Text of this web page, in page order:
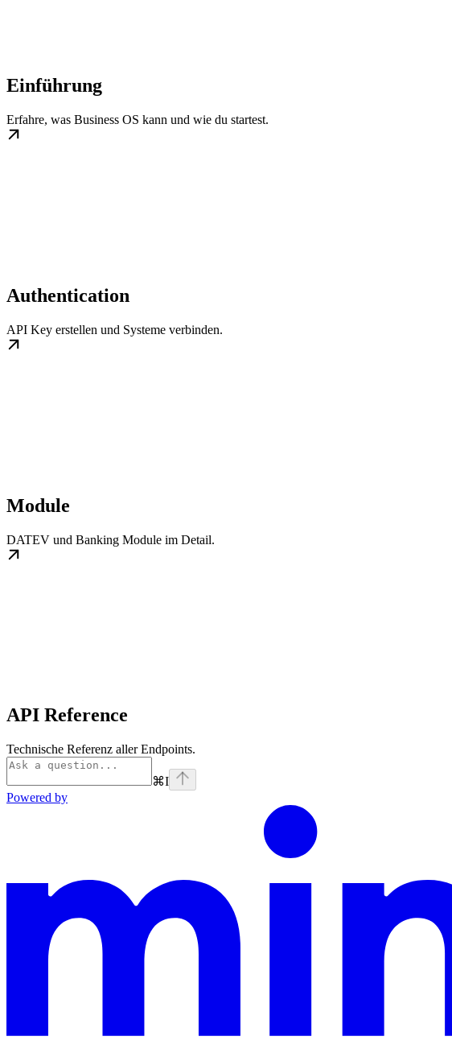
Einführung
Erfahre, was Business OS kann und wie du startest.
Authentication
API Key erstellen und Systeme verbinden.
Module
DATEV und Banking Module im Detail.
API Reference
Technische Referenz aller Endpoints.
⌘I
Powered by